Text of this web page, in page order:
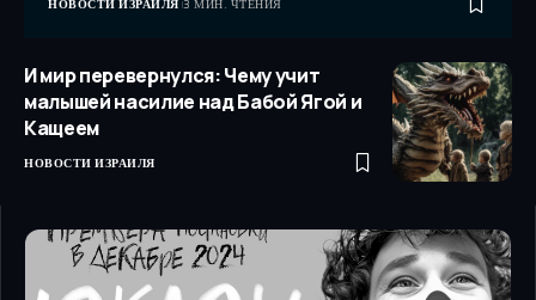
НОВОСТИ ИЗРАИЛЯ 3 МИН. ЧТЕНИЯ
И мир перевернулся: Чему учит
малышей насилие над Бабой Ягой и
Кащеем
НОВОСТИ ИЗРАИЛЯ